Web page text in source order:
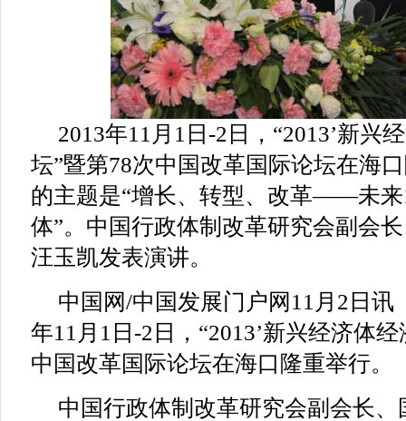
2013年11月1日-2日，“2013’新兴
坛”暨第78次中国改革国际论坛在海
的主题是“增长、转型、改革——未来
体”。中国行政体制改革研究会副会
汪玉凯发表演讲。
中国网/中国发展门户网11月2日讯
年11月1日-2日，“2013’新兴经济体
中国改革国际论坛在海口隆重举行。
中国行政体制改革研究会副会长